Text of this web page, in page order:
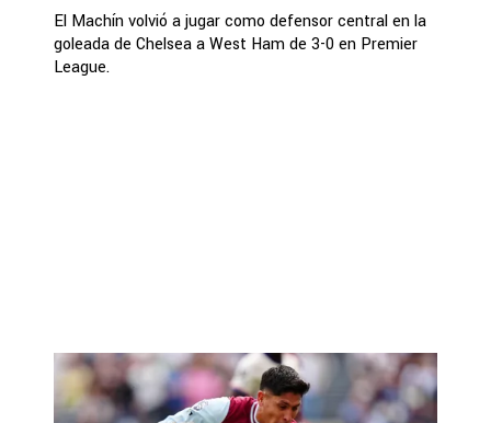
El Machín volvió a jugar como defensor central en la
goleada de Chelsea a West Ham de 3-0 en Premier
League.